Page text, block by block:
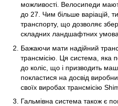
можливості. Велосипеди
до 27. Чим більше варіацій,
транспорту, що дозволяє
складних ландшафтних
Бажаючи мати надійний
трансмісію. Ця система, яка
до коліс, що і призводить
покластися на досвід
своїх виробах трансмісію
Гальмівна система також є